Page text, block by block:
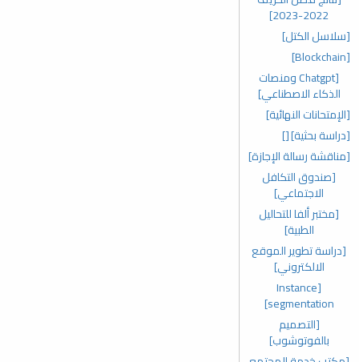
2022-2023]
[سلاسل الكتل]
[Blockchain]
[Chatgpt ومنصات
الذكاء الاصطناعي]
[الإمتحانات النهائية]
[دراسة بحثية][]
[مناقشة رسالة الإجازة]
[صندوق التكافل
الاجتماعي]
[مختبر ألفا للتحاليل
الطبية]
[دراسة تطوير الموقع
الالكتروني]
[Instance
segmentation]
[التصميم
بالفوتوشوب]